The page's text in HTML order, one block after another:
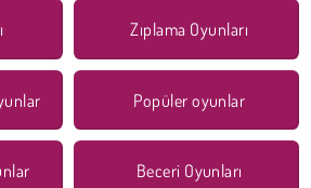
Zıplama Oyunları
Popüler oyunlar
Beceri Oyunları